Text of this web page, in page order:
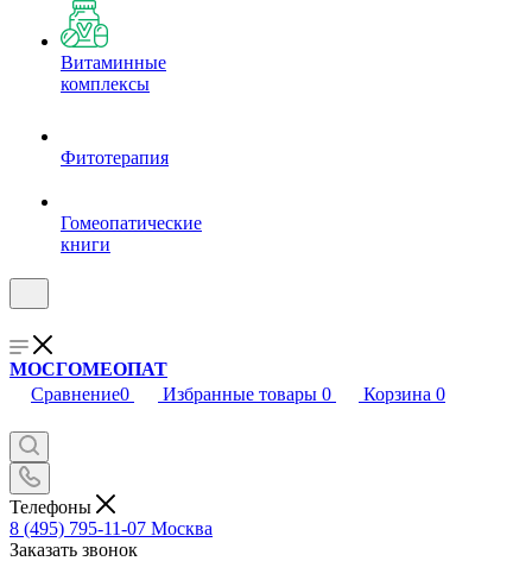
Витаминные
комплексы
Фитотерапия
Гомеопатические
книги
МОСГОМЕОПАТ
Сравнение0 Избранные товары 0 Корзина 0
Телефоны
8 (495) 795-11-07 Москва
Заказать звонок